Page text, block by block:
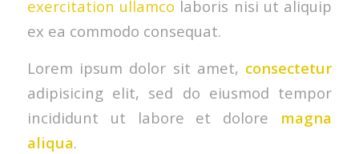
exercitation ullamco laboris nisi ut aliquip
ex ea commodo consequat.
Lorem ipsum dolor sit amet, consectetur
adipisicing elit, sed do eiusmod tempor
incididunt ut labore et dolore magna
aliqua.